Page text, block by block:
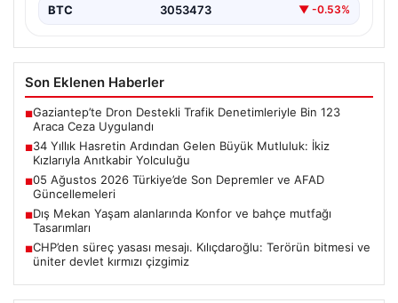
BTC 3053473 ▼ -0.53%
Son Eklenen Haberler
■Gaziantep’te Dron Destekli Trafik Denetimleriyle Bin 123
Araca Ceza Uygulandı
■34 Yıllık Hasretin Ardından Gelen Büyük Mutluluk: İkiz
Kızlarıyla Anıtkabir Yolculuğu
■05 Ağustos 2026 Türkiye’de Son Depremler ve AFAD
Güncellemeleri
■Dış Mekan Yaşam alanlarında Konfor ve bahçe mutfağı
Tasarımları
■CHP’den süreç yasası mesajı. Kılıçdaroğlu: Terörün bitmesi ve
üniter devlet kırmızı çizgimiz